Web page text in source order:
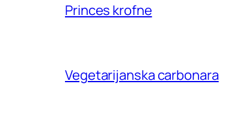
Princes krofne
Vegetarijanska carbonara